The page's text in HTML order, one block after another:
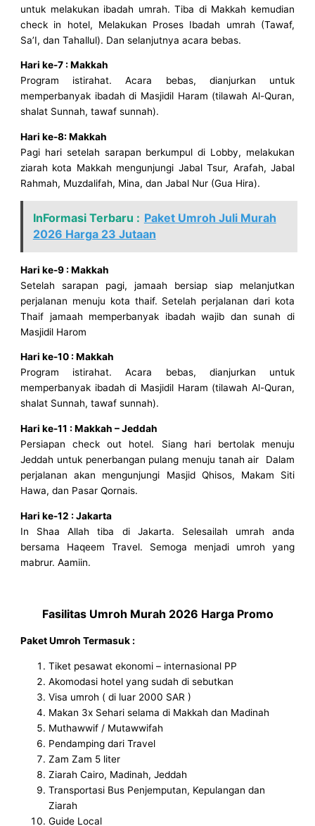
untuk melakukan ibadah umrah. Tiba di Makkah kemudian
check in hotel, Melakukan Proses Ibadah umrah (Tawaf,
Sa’I, dan Tahallul). Dan selanjutnya acara bebas.
Hari ke-7 : Makkah
Program istirahat. Acara bebas, dianjurkan untuk
memperbanyak ibadah di Masjidil Haram (tilawah Al-Quran,
shalat Sunnah, tawaf sunnah).
Hari ke-8: Makkah
Pagi hari setelah sarapan berkumpul di Lobby, melakukan
ziarah kota Makkah mengunjungi Jabal Tsur, Arafah, Jabal
Rahmah, Muzdalifah, Mina, dan Jabal Nur (Gua Hira).
InFormasi Terbaru : Paket Umroh Juli Murah
2026 Harga 23 Jutaan
Hari ke-9 : Makkah
Setelah sarapan pagi, jamaah bersiap siap melanjutkan
perjalanan menuju kota thaif. Setelah perjalanan dari kota
Thaif jamaah memperbanyak ibadah wajib dan sunah di
Masjidil Harom
Hari ke-10 : Makkah
Program istirahat. Acara bebas, dianjurkan untuk
memperbanyak ibadah di Masjidil Haram (tilawah Al-Quran,
shalat Sunnah, tawaf sunnah).
Hari ke-11 : Makkah – Jeddah
Persiapan check out hotel. Siang hari bertolak menuju
Jeddah untuk penerbangan pulang menuju tanah air Dalam
perjalanan akan mengunjungi Masjid Qhisos, Makam Siti
Hawa, dan Pasar Qornais.
Hari ke-12 : Jakarta
In Shaa Allah tiba di Jakarta. Selesailah umrah anda
bersama Haqeem Travel. Semoga menjadi umroh yang
mabrur. Aamiin.
Fasilitas Umroh Murah 2026 Harga Promo
Paket Umroh Termasuk :
Tiket pesawat ekonomi – internasional PP
Akomodasi hotel yang sudah di sebutkan
Visa umroh ( di luar 2000 SAR )
Makan 3x Sehari selama di Makkah dan Madinah
Muthawwif / Mutawwifah
Pendamping dari Travel
Zam Zam 5 liter
Ziarah Cairo, Madinah, Jeddah
Transportasi Bus Penjemputan, Kepulangan dan
Ziarah
Guide Local